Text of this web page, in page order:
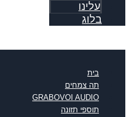
עלינו
בלוג
בית
תה צמחים
GRABOVOI AUDIO
תוספי תזונה